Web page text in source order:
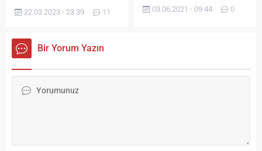
(9) oy, Hiçbiri (4) oy, Adem
Nazım Karabacak (3) oy, Ben
(2) oy, Nivli Bahattin (2) oy,
adaylara tepkiliyim!...
22.03.2023 - 23:39 11
İngilizcenin Yabancı Dil
03.06.2021 - 09:44 0
Bir Yorum Yazın